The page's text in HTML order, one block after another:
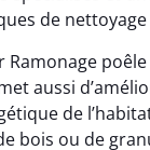
de
Ramonage
aussi
de
bois ou de